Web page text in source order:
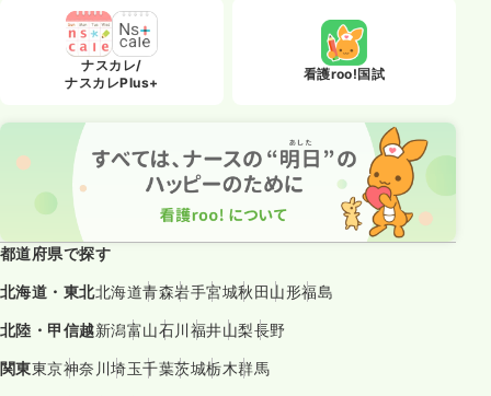
ナスカレ/
ナスカレPlus+
看護roo!国試
都道府県で探す
北海道・東北北海道青森岩手宮城秋田山形福島
北陸・甲信越新潟富山石川福井山梨長野
関東東京神奈川埼玉千葉茨城栃木群馬